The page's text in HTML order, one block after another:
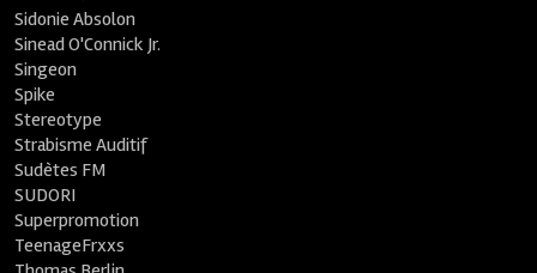
Sidonie Absolon
Sinead O'Connick Jr.
Singeon
Spike
Stereotype
Strabisme Auditif
Sudètes FM
SUDORI
Superpromotion
TeenageFrxxs